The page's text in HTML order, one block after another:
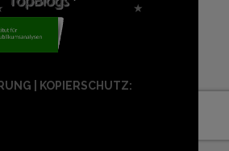
★
| KOPIERSCHUTZ: